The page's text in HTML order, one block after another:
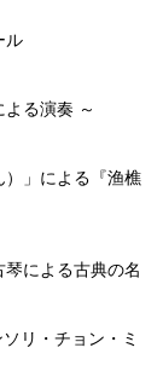
ル
る演奏 ～
」による『渔樵
による古典の名
リ・チョン・ミ